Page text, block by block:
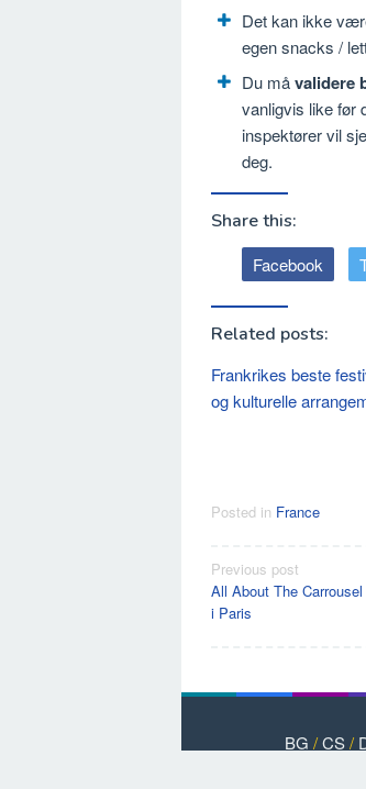
Det kan ikke
egen snacks /
Du måvalidere
vanligvis like før
inspektører vil
deg.
Share this:
Facebook
Related posts:
Frankrikes beste
og kulturelle
Posted in France
Post
navigation
Previous post
All About The
i Paris
BG /CS/